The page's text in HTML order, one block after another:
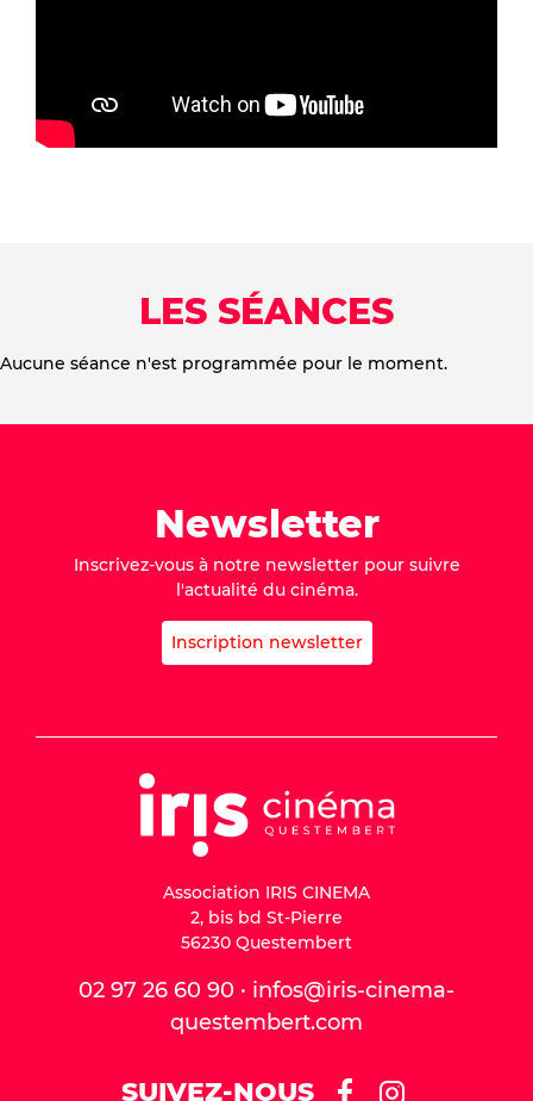
LES SÉANCES
Aucune séance n'est programmée pour le moment.
Newsletter
Inscrivez-vous à notre newsletter pour suivre
l'actualité du cinéma.
Inscription newsletter
Association IRIS CINEMA
2, bis bd St-Pierre
56230 Questembert
02 97 26 60 90 · infos@iris-cinema-
questembert.com
SUIVEZ-NOUS